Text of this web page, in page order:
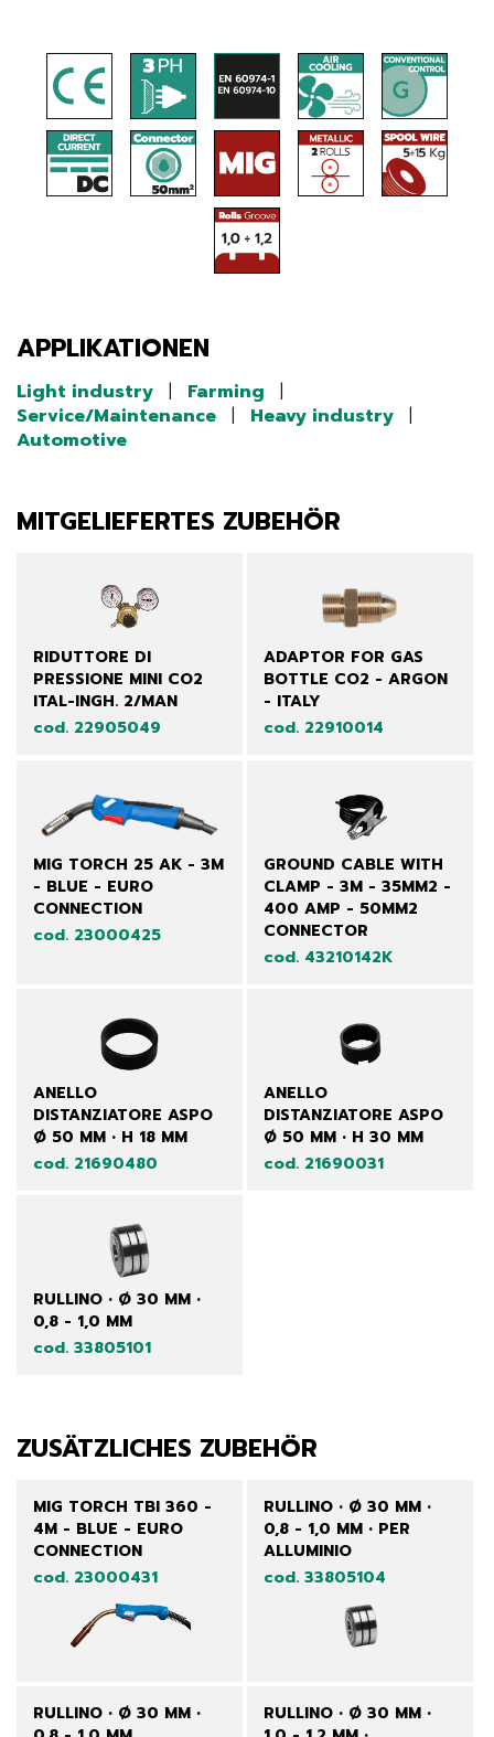
APPLIKATIONEN
Light industry | Farming
|
Service/Maintenance | Heavy industry |
Automotive
MITGELIEFERTES ZUBEHÖR
RIDUTTORE DI
PRESSIONE MINI CO2
ITAL-INGH. 2/MAN
cod. 22905049
ADAPTOR FOR GAS
BOTTLE CO2 - ARGON
- ITALY
cod. 22910014
MIG TORCH 25 AK - 3M
- BLUE - EURO
CONNECTION
cod. 23000425
GROUND CABLE WITH
CLAMP - 3M - 35MM2 -
400 AMP - 50MM2
CONNECTOR
cod. 43210142K
ANELLO
DISTANZIATORE ASPO
Ø 50 MM • H 18 MM
cod. 21690480
ANELLO
DISTANZIATORE ASPO
Ø 50 MM • H 30 MM
cod. 21690031
RULLINO • Ø 30 MM •
0,8 - 1,0 MM
cod. 33805101
ZUSÄTZLICHES ZUBEHÖR
MIG TORCH TBI 360 -
4M - BLUE - EURO
CONNECTION
cod. 23000431
RULLINO • Ø 30 MM •
0,8 - 1,0 MM • PER
ALLUMINIO
cod. 33805104
RULLINO • Ø 30 MM •
RULLINO • Ø 30 MM •